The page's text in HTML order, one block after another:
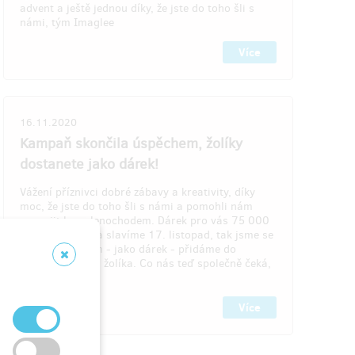
v
do
Hithitu
měsíce po ukončení projektu na Hithitu
6.
zbývá 19z 19
Sada pro celou třídu - pro
hraní na stole
7x Žlutý lev 🦁🦁🦁🦁🦁🦁🦁 a 7x Zelený
advent a ještě jednou díky, že jste do toho šli s
námi, tým Imaglee
Více
16.11.2020
Kampaň skončila úspěchem, žolíky
dostanete jako dárek!
Vážení příznivci dobré zábavy a kreativity, díky
moc, že jste do toho šli s námi a pomohli nám
propojit lva s lenochodem. Dárek pro vás 75 000
bylo blízko, zítra slavíme 17. listopad, tak jsme se
rozhodli, že Vám - jako dárek - přidáme do
každého balíčku žolíka. Co nás teď společně čeká,
Více